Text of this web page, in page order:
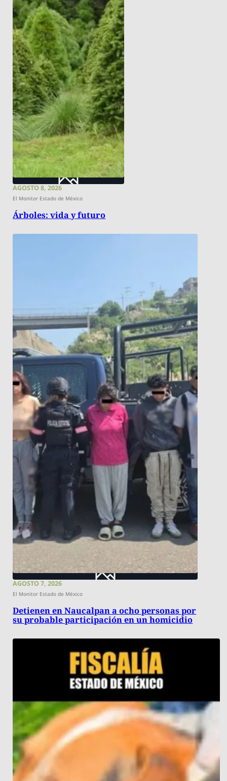
AGOSTO 8, 2026
El Monitor Estado de México
Árboles: vida y futuro
AGOSTO 7, 2026
El Monitor Estado de México
Detienen en Naucalpan a ocho personas por
su probable participación en un homicidio